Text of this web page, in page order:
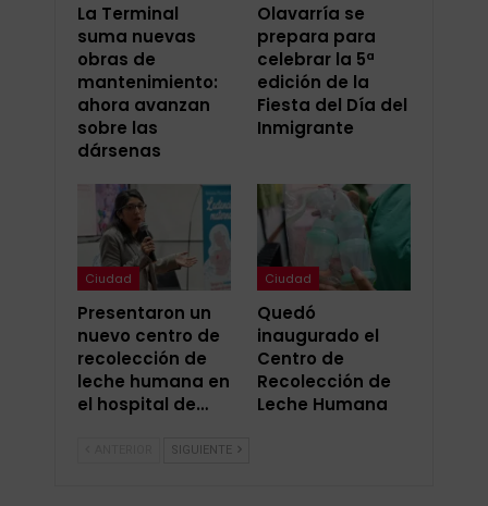
La Terminal
suma nuevas
obras de
mantenimiento:
ahora avanzan
sobre las
dársenas
Olavarría se
prepara para
celebrar la 5ª
edición de la
Fiesta del Día del
Inmigrante
Ciudad
Presentaron un
nuevo centro de
recolección de
leche humana en
el hospital de…
Ciudad
Quedó
inaugurado el
Centro de
Recolección de
Leche Humana
SIGUIENTE